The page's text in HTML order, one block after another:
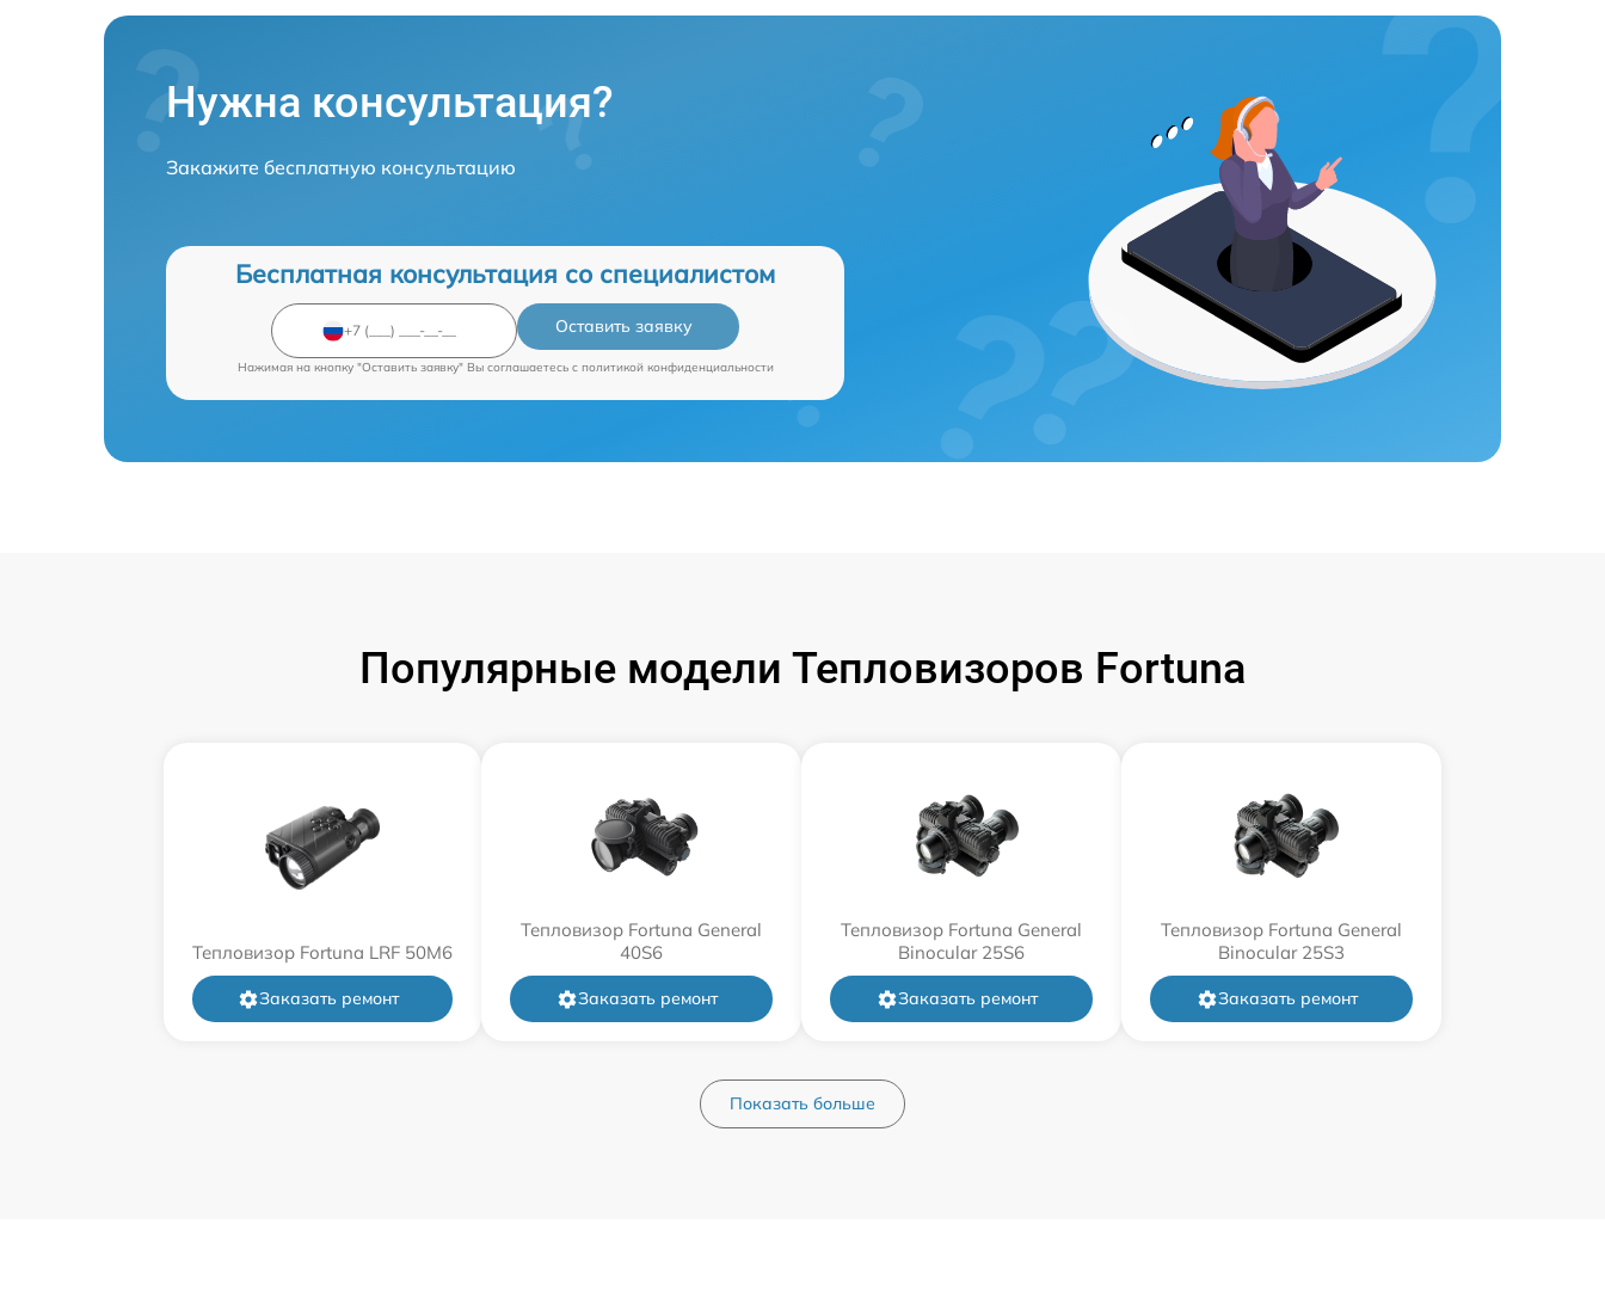
Нужна консультация?
Закажите бесплатную консультацию
Бесплатная консультация со специалистом
Оставить заявку
Нажимая на кнопку "Оставить заявку" Вы соглашаетесь c политикой конфиденциальности
Популярные модели Тепловизоров Fortuna
Тепловизор Fortuna LRF 50M6
Заказать ремонт
Тепловизор Fortuna General
40S6
Заказать ремонт
Тепловизор Fortuna General
Binocular 25S6
Заказать ремонт
Тепловизор Fortuna General
Binocular 25S3
Заказать ремонт
Показать больше